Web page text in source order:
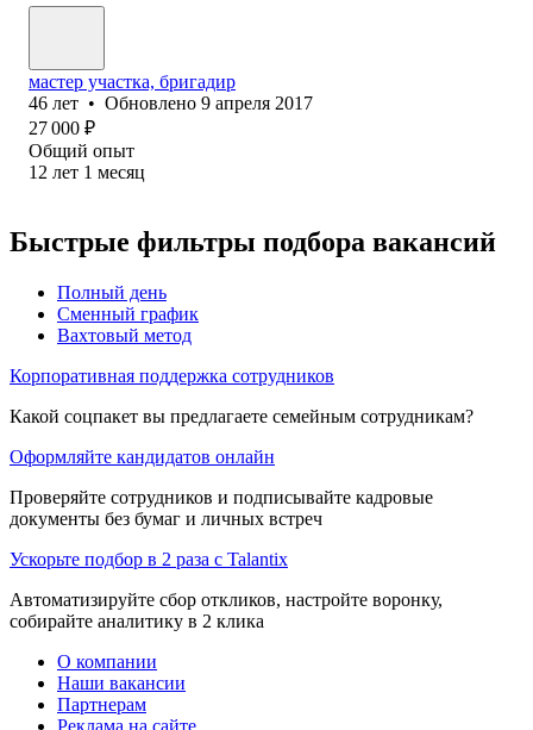
мастер участка, бригадир
46 лет • Обновлено 9 апреля 2017
27 000 ₽
Общий опыт
12 лет 1 месяц
Быстрые фильтры подбора вакансий
Полный день
Сменный график
Вахтовый метод
Корпоративная поддержка сотрудников
Какой соцпакет вы предлагаете семейным сотрудникам?
Оформляйте кандидатов онлайн
Проверяйте сотрудников и подписывайте кадровые
документы без бумаг и личных встреч
Ускорьте подбор в 2 раза с Talantix
Автоматизируйте сбор откликов, настройте воронку,
собирайте аналитику в 2 клика
О компании
Наши вакансии
Партнерам
Реклама на сайте